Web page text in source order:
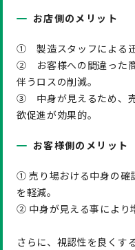
お店側のメリット
① 製造スタッフによる迅
② お客様への間違った
伴うロスの削減。
③ 中身が見えるため、
欲促進が効果的。
お客様側のメリット
① 売り場おける中身の確
を軽減。
② 中身が見える事により
さらに、視認性を良くす